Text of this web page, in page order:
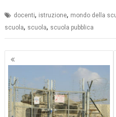
docenti, istruzione, mondo della
scuola, scuola, scuola pubblica
Navigazione
articoli